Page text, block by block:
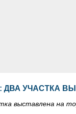
УЧАСТКА
выставлена на